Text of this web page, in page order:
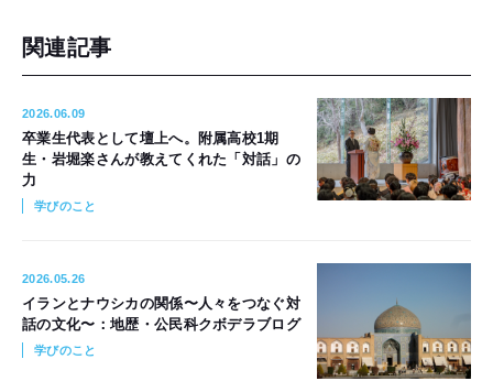
関連記事
2026.06.09
卒業生代表として壇上へ。附属高校1期
生・岩堀楽さんが教えてくれた「対話」の
力
学びのこと
2026.05.26
イランとナウシカの関係〜人々をつなぐ対
話の文化〜：地歴・公民科クボデラブログ
学びのこと